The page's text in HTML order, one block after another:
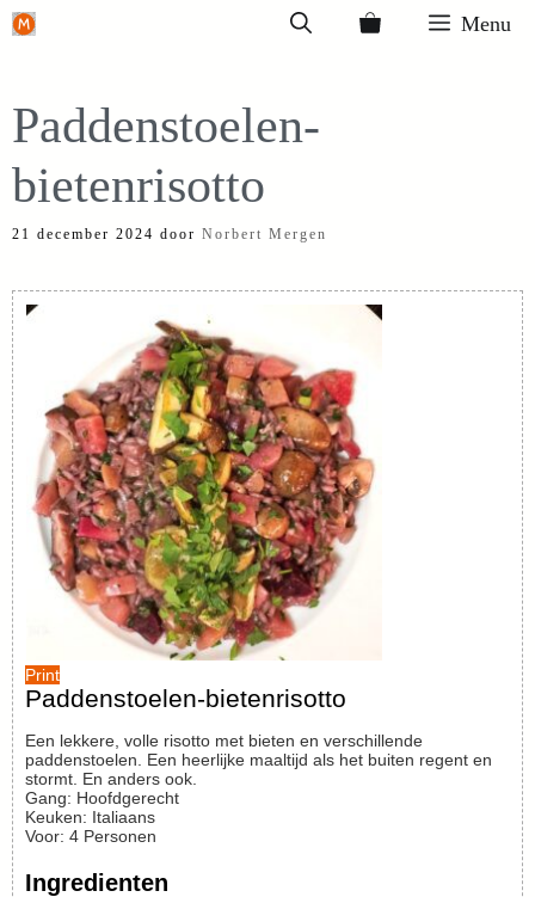
Ga
inhoud
Menu
Paddenstoelen-
bietenrisotto
21 december 2024 door Norbert Mergen
Print
Paddenstoelen-bietenrisotto
Een lekkere, volle risotto met bieten en verschillende
paddenstoelen. Een heerlijke maaltijd als het buiten regent en
stormt. En anders ook.
Gang: Hoofdgerecht
Keuken: Italiaans
Voor: 4 Personen
Ingredienten